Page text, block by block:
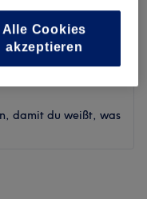
Sternen filtern
damit du weißt, was
Alle Cookies
akzeptieren